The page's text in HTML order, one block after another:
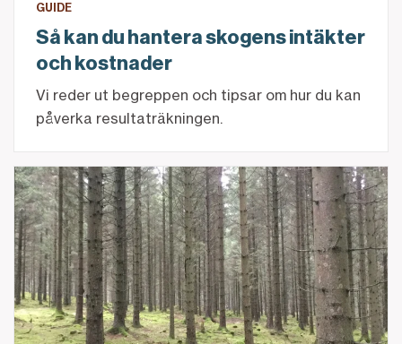
GUIDE
Så kan du hantera skogens intäkter
och kostnader
Vi reder ut begreppen och tipsar om hur du kan
påverka resultaträkningen.
EU:s taxonomi hotar det svenska skogsbruket